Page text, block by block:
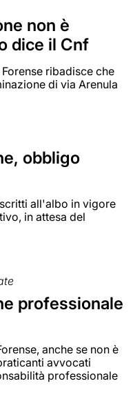
non è
dice il Cnf
ribadisce che
di via Arenula
obbligo
all'albo in vigore
in attesa del
professionale
anche se non è
avvocati
professionale